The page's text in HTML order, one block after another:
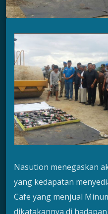
Nasution menegaskan
yang kedapatan
Cafe yang menjual
dikatakannya di